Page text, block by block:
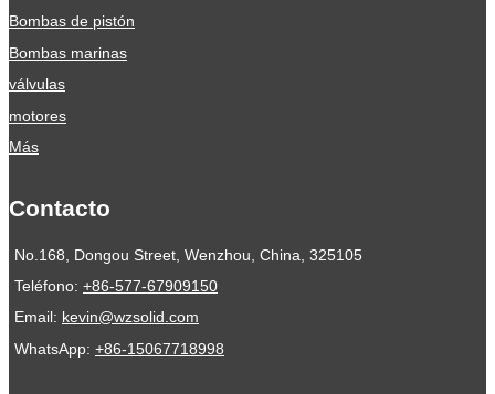
Bombas de pistón
Bombas marinas
válvulas
motores
Más
Contacto
No.168, Dongou Street, Wenzhou, China, 325105
Teléfono: +86-577-67909150
Email: kevin@wzsolid.com
WhatsApp: +86-15067718998